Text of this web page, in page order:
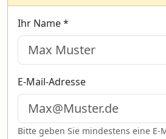
Ihr Name *
E-Mail-Adresse
Bitte geben Sie mindestens eine E-